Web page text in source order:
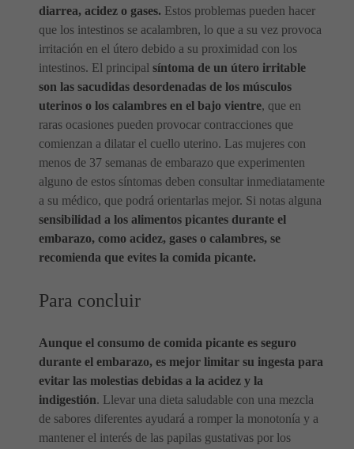
diarrea, acidez o gases. Estos problemas pueden hacer
que los intestinos se acalambren, lo que a su vez provoca
irritación en el útero debido a su proximidad con los
intestinos. El principal síntoma de un útero irritable
son las sacudidas desordenadas de los músculos
uterinos o los calambres en el bajo vientre, que en
raras ocasiones pueden provocar contracciones que
comienzan a dilatar el cuello uterino. Las mujeres con
menos de 37 semanas de embarazo que experimenten
alguno de estos síntomas deben consultar inmediatamente
a su médico, que podrá orientarlas mejor. Si notas alguna
sensibilidad a los alimentos picantes durante el
embarazo, como acidez, gases o calambres, se
recomienda que evites la comida picante.
Para concluir
Aunque el consumo de comida picante es seguro
durante el embarazo, es mejor limitar su ingesta para
evitar las molestias debidas a la acidez y la
indigestión. Llevar una dieta saludable con una mezcla
de sabores diferentes ayudará a romper la monotonía y a
mantener el interés de las papilas gustativas por los